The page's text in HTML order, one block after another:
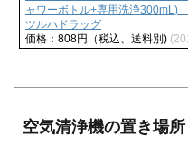
ャワーボトル+専用洗浄
ツルハドラッグ
価格：808円（税込、送料別)
空気清浄機の置き場